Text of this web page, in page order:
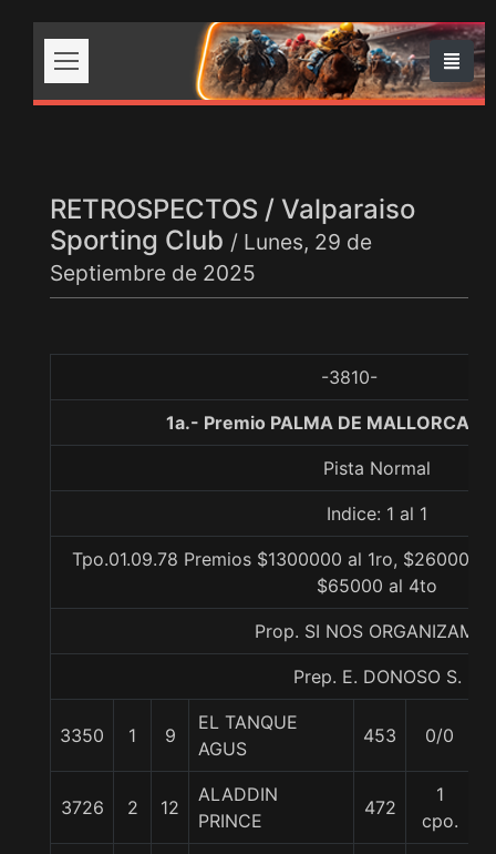
RETROSPECTOS / Valparaiso
Sporting Club / Lunes, 29 de
Septiembre de 2025
-3810-
1a.- Premio PALMA DE MALLORCA,
Pista Normal
Indice: 1 al 1
Tpo.01.09.78 Premios $1300000 al 1ro, $260000
$65000 al 4to
Prop. SI NOS
Prep. E. DONOSO S.
3350 1 9
EL TANQUE
AGUS
453 0/0
3726 2 12
ALADDIN
PRINCE
472
1
cpo.